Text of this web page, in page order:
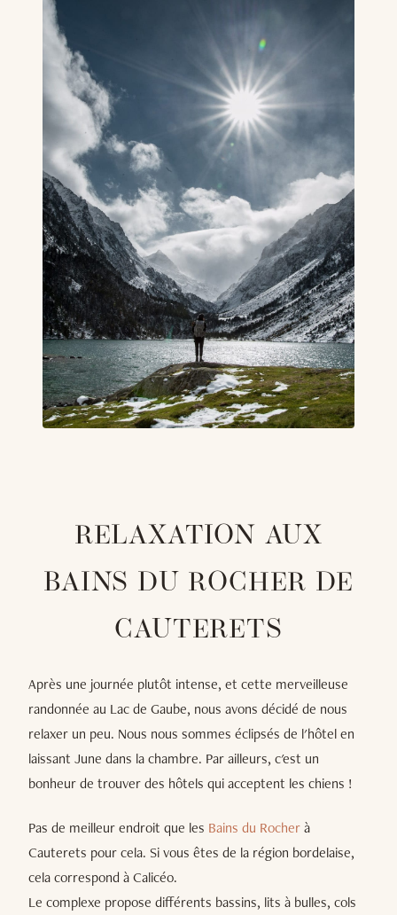
RELAXATION AUX
BAINS DU ROCHER DE
CAUTERETS
Après une journée plutôt intense, et cette merveilleuse
randonnée au Lac de Gaube, nous avons décidé de nous
relaxer un peu. Nous nous sommes éclipsés de l'hôtel en
laissant June dans la chambre. Par ailleurs, c'est un
bonheur de trouver des hôtels qui acceptent les chiens !
Pas de meilleur endroit que les Bains du Rocherà
Cauterets pour cela. Si vous êtes de la région bordelaise,
cela correspond à Calicéo.
Le complexe propose différents bassins, lits à bulles, cols